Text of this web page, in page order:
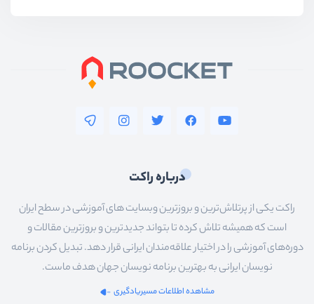
درباره راکت
راکت یکی از پرتلاش‌ترین و بروزترین وبسایت های آموزشی در سطح ایران
است که همیشه تلاش کرده تا بتواند جدیدترین و بروزترین مقالات و
دوره‌های آموزشی را در اختیار علاقه‌مندان ایرانی قرار دهد. تبدیل کردن برنامه
نویسان ایرانی به بهترین برنامه نویسان جهان هدف ماست.
مشاهده اطلاعات مسیریادگیری